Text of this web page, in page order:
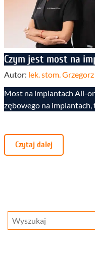
Czym jest most na
Autor: lek. stom.
Most na implantach All-
zębowego na implantach,
Czytaj dalej